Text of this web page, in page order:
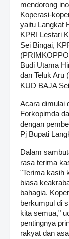
mendorong
Koperasi-
yaitu Langkat
KPRI Lestari
Sei Bingai,
Budi Utama
dan Teluk Aru
KUD BAJA
Acara dimulai
Forkopimda
dengan
Pj Bupati
Dalam
rasa terima
"Terima kasih
biasa
bahagia.
berkumpul di
kita semua,"
pentingnya
rakyat dan